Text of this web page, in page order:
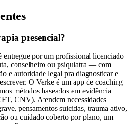
presencial?
entregue por um profissional licenciado
conselheiro ou psiquiatra — com
e autoridade legal pra diagnosticar e
O Verke é um app de coaching
métodos baseados em evidência
CNV). Atendem necessidades
pensamentos suicidas, trauma ativo,
ou cuidado coberto por plano, um